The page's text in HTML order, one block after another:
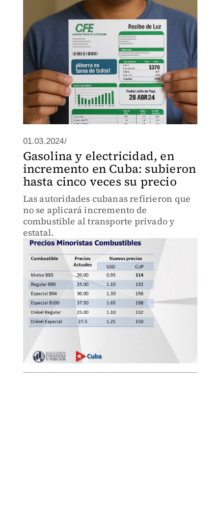
01.03.2024/
Gasolina y electricidad, en
incremento en Cuba: subieron
hasta cinco veces su precio
Las autoridades cubanas refirieron que
no se aplicará incremento de
combustible al transporte privado y
estatal.